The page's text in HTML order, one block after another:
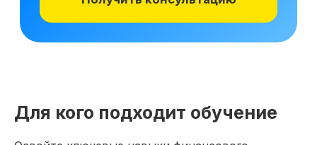
Для кого подходит обучение